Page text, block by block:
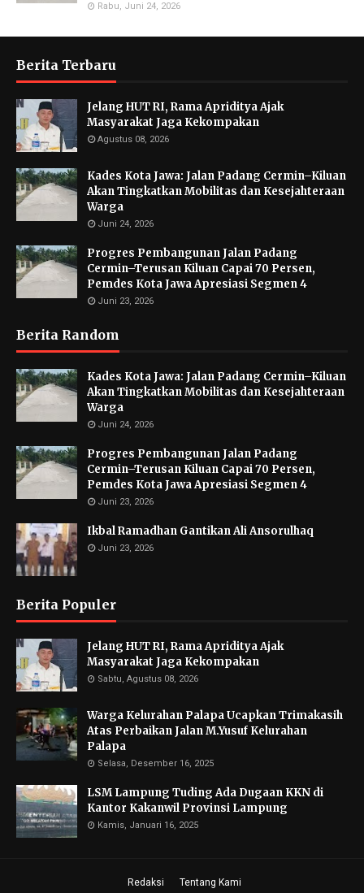
Rabu, Juni 24, 2026
Berita Terbaru
Jelang HUT RI, Rama Apriditya Ajak
Masyarakat Jaga Kekompakan
Agustus 08, 2026
Kades Kota Jawa: Jalan Padang Cermin–Kiluan
Akan Tingkatkan Mobilitas dan Kesejahteraan
Warga
Juni 24, 2026
Progres Pembangunan Jalan Padang
Cermin–Terusan Kiluan Capai 70 Persen,
Pemdes Kota Jawa Apresiasi Segmen 4
Juni 23, 2026
Berita Random
Kades Kota Jawa: Jalan Padang Cermin–Kiluan
Akan Tingkatkan Mobilitas dan Kesejahteraan
Warga
Juni 24, 2026
Progres Pembangunan Jalan Padang
Cermin–Terusan Kiluan Capai 70 Persen,
Pemdes Kota Jawa Apresiasi Segmen 4
Juni 23, 2026
Ikbal Ramadhan Gantikan Ali Ansorulhaq
Juni 23, 2026
Berita Populer
Jelang HUT RI, Rama Apriditya Ajak
Masyarakat Jaga Kekompakan
Sabtu, Agustus 08, 2026
Warga Kelurahan Palapa Ucapkan Trimakasih
Atas Perbaikan Jalan M.Yusuf Kelurahan
Palapa
Selasa, Desember 16, 2025
LSM Lampung Tuding Ada Dugaan KKN di
Kantor Kakanwil Provinsi Lampung
Kamis, Januari 16, 2025
Redaksi Tentang Kami